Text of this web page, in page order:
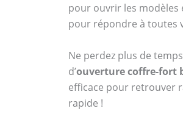
pour ouvrir les modèles
pour répondre à toutes
Ne perdez plus de
d’ouverture coffre-fort
efficace pour retrouver
rapide !